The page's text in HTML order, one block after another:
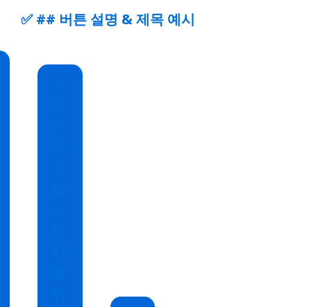
✅ ## 버튼 설명 & 제목 예시